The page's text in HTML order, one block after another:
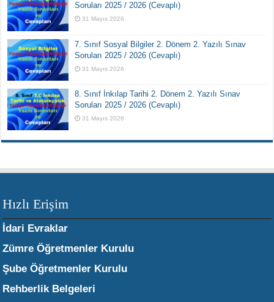
Soruları 2025 / 2026 (Cevaplı)
31 Mayıs 2026
7. Sınıf Sosyal Bilgiler 2. Dönem 2. Yazılı Sınav
Soruları 2025 / 2026 (Cevaplı)
31 Mayıs 2026
8. Sınıf İnkılap Tarihi 2. Dönem 2. Yazılı Sınav
Soruları 2025 / 2026 (Cevaplı)
31 Mayıs 2026
Hızlı Erişim
İdari Evraklar
Zümre Öğretmenler Kurulu
Şube Öğretmenler Kurulu
Rehberlik Belgeleri